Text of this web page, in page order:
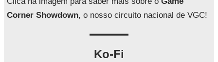
Corner Showdown, o nosso circuito nacional de VGC!
Ko-Fi